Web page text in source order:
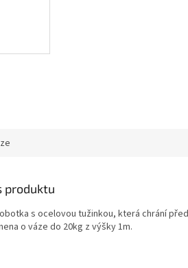
produktu
s ocelovou tužinkou, která chrání
o váze do 20kg z výšky 1m.